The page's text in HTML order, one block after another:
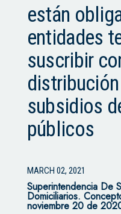
están
entidades
suscribir
subsidios
públicos
MARCH 02, 2021
Superintendencia De
Domiciliarios.
noviembre 20 de